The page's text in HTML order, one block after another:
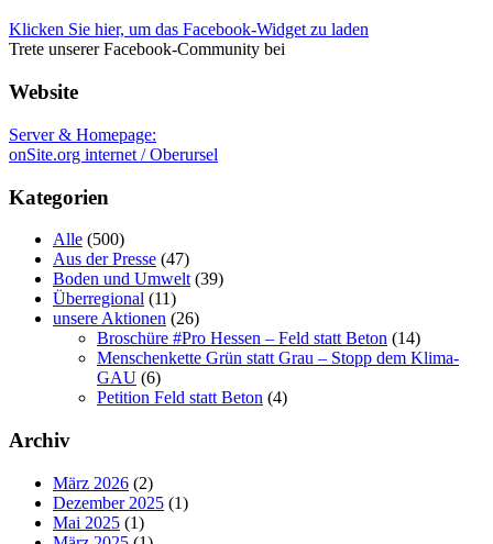
Klicken Sie hier, um das Facebook-Widget zu laden
Trete unserer Facebook-Community bei
Website
Server & Homepage:
onSite.org internet / Oberursel
Kategorien
Alle (500)
Aus der Presse (47)
Boden und Umwelt (39)
Überregional (11)
unsere Aktionen (26)
Broschüre #Pro Hessen – Feld statt Beton (14)
Menschenkette Grün statt Grau – Stopp dem Klima-
GAU (6)
Petition Feld statt Beton (4)
Archiv
März 2026 (2)
Dezember 2025 (1)
Mai 2025 (1)